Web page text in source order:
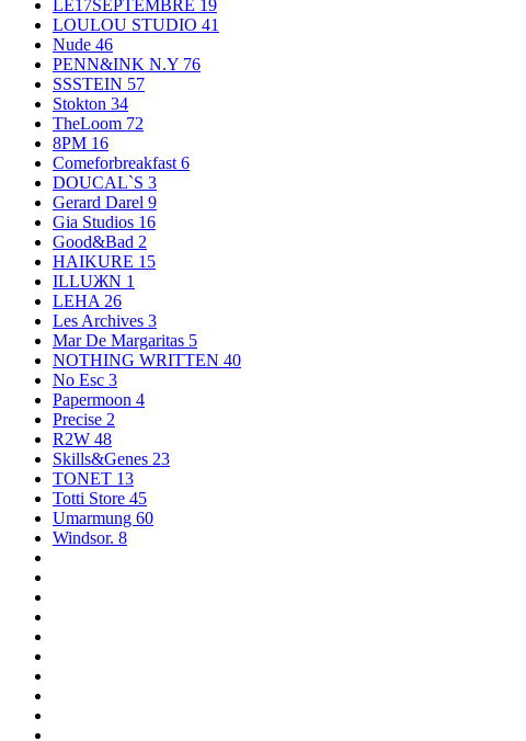
LE17SEPTEMBRE 19
LOULOU STUDIO 41
Nude 46
PENN&INK N.Y 76
SSSTEIN 57
Stokton 34
TheLoom 72
8PM 16
Comeforbreakfast 6
DOUCAL`S 3
Gerard Darel 9
Gia Studios 16
Good&Bad 2
HAIKURE 15
ILLUЖN 1
LEHA 26
Les Archives 3
Mar De Margaritas 5
NOTHING WRITTEN 40
No Esc 3
Papermoon 4
Precise 2
R2W 48
Skills&Genes 23
TONET 13
Totti Store 45
Umarmung 60
Windsor. 8